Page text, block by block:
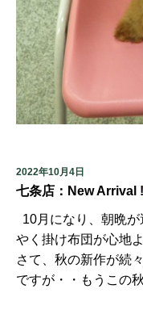
2022年10月4日
七条店：New Arrival !
10月になり、朝晩
やく掛け布団が心地
さて、秋の新作が続
ですが・・もうこの